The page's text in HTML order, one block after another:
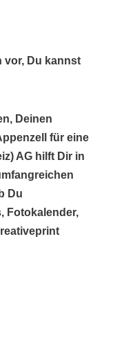
vor, Du kannst
Deinen
für eine
AG hilft Dir in
Du
Fotokalender,